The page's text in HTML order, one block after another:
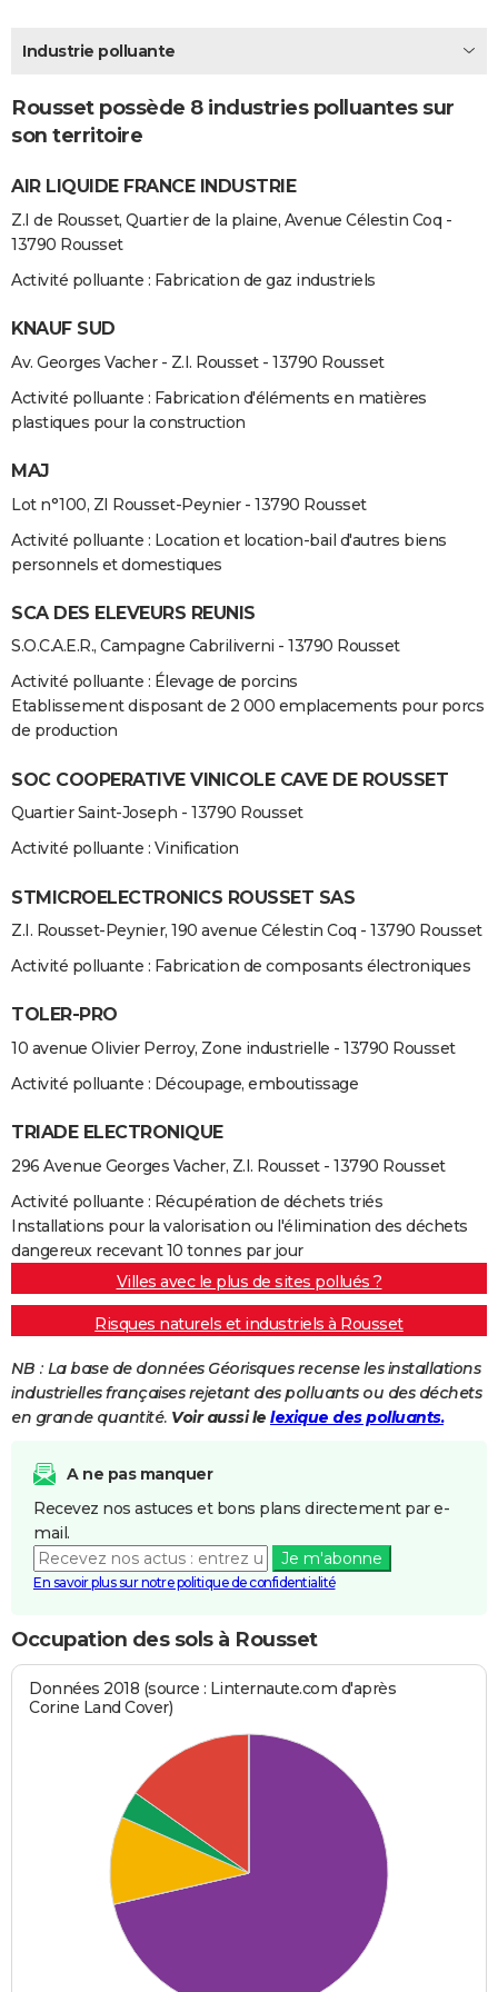
BONS PLANS
Dictionnaire
Biographies
Citations
Expressions
Proverbes
PROGRAMME TV
S'inscrire
Se connecter
Lycées
Collèges
Primaires
Universités
Entreprises
Service militaire
Avis de recherche
Bricolage
Lifestyle
Culture
Sport
Auto
Television
Voyage
Cinema
Industrie polluante
Rousset possède 8 industries polluantes sur
son territoire
AIR LIQUIDE FRANCE INDUSTRIE
Z.I de Rousset, Quartier de la plaine, Avenue Célestin Coq -
13790 Rousset
Activité polluante : Fabrication de gaz industriels
KNAUF SUD
Av. Georges Vacher - Z.I. Rousset - 13790 Rousset
Activité polluante : Fabrication d'éléments en matières
plastiques pour la construction
MAJ
Lot n°100, ZI Rousset-Peynier - 13790 Rousset
Activité polluante : Location et location-bail d'autres biens
personnels et domestiques
SCA DES ELEVEURS REUNIS
S.O.C.A.E.R., Campagne Cabriliverni - 13790 Rousset
Activité polluante : Élevage de porcins
Etablissement disposant de 2 000 emplacements pour porcs
de production
SOC COOPERATIVE VINICOLE CAVE DE ROUSSET
Quartier Saint-Joseph - 13790 Rousset
Activité polluante : Vinification
STMICROELECTRONICS ROUSSET SAS
Z.I. Rousset-Peynier, 190 avenue Célestin Coq - 13790 Rousset
Activité polluante : Fabrication de composants électroniques
TOLER-PRO
10 avenue Olivier Perroy, Zone industrielle - 13790 Rousset
Activité polluante : Découpage, emboutissage
TRIADE ELECTRONIQUE
296 Avenue Georges Vacher, Z.I. Rousset - 13790 Rousset
Activité polluante : Récupération de déchets triés
Installations pour la valorisation ou l'élimination des déchets
dangereux recevant 10 tonnes par jour
Villes avec le plus de sites pollués ?
Risques naturels et industriels à Rousset
NB : La base de données Géorisques recense les installations
industrielles françaises rejetant des polluants ou des déchets
en grande quantité. Voir aussi le lexique des polluants.
A ne pas manquer
Recevez nos astuces et bons plans directement par e-
mail.
Je m'abonne
En savoir plus sur notre politique de confidentialité
Occupation des sols à Rousset
Données 2018 (source : Linternaute.com d'après
Corine Land Cover)